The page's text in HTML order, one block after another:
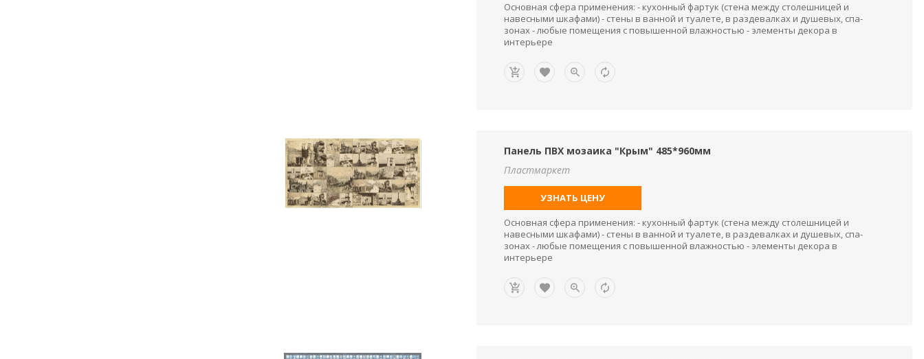
Основная сфера применения: - кухонный фартук (стена между столешницей и
навесными шкафами) - стены в ванной и туалете, в раздевалках и душевых, спа-
зонах - любые помещения с повышенной влажностью - элементы декора в
интерьере
Панель ПВХ мозаика "Крым" 485*960мм
Пластмаркет
УЗНАТЬ ЦЕНУ
Основная сфера применения: - кухонный фартук (стена между столешницей и
навесными шкафами) - стены в ванной и туалете, в раздевалках и душевых, спа-
зонах - любые помещения с повышенной влажностью - элементы декора в
интерьере